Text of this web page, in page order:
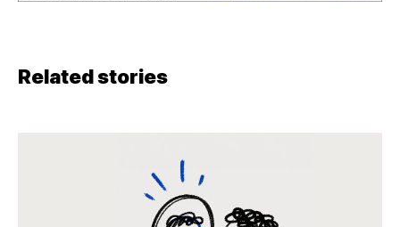
Related stories